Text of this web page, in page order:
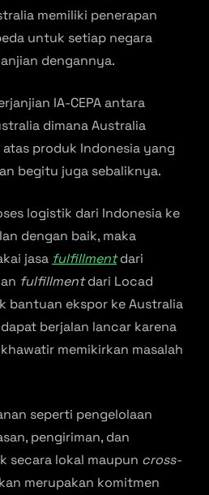
memiliki penerapan
untuk setiap negara
dengannya.
IA-CEPA antara
dimana Australia
produk Indonesia yang
begitu juga sebaliknya.
logistik dari Indonesia ke
dengan baik, maka
jasa fulfillmentdari
fulfillmentdari Locad
bantuan ekspor ke Australia
berjalan lancar karena
memikirkan masalah
seperti pengelolaan
pengiriman, dan
secara lokal maupun cross-
merupakan komitmen